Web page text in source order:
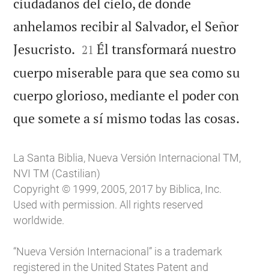
anhelamos recibir al Salvador, el Señor
Jesucristo. 

21 Él transformará nuestro
cuerpo miserable para que sea como su
cuerpo glorioso, mediante el poder con
que somete a sí mismo todas las cosas.
La Santa Biblia, Nueva Versión Internacional TM,
NVI TM (Castilian)
Copyright © 1999, 2005, 2017 by Biblica, Inc.
Used with permission. All rights reserved
worldwide.
“Nueva Versión Internacional” is a trademark
registered in the United States Patent and